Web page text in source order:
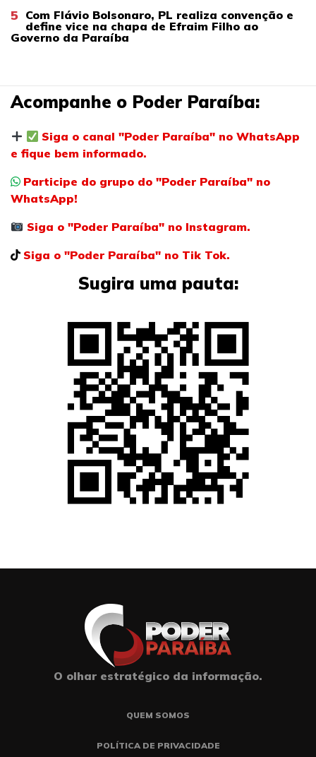
5 Com Flávio Bolsonaro, PL realiza convenção e
define vice na chapa de Efraim Filho ao
Governo da Paraíba
Acompanhe o Poder Paraíba:
Siga o canal "Poder Paraíba" no WhatsApp
e fique bem informado.
Participe do grupo do "Poder Paraíba" no
WhatsApp!
Siga o "Poder Paraíba" no Instagram.
Siga o "Poder Paraíba" no Tik Tok.
Sugira uma pauta:
O olhar estratégico da informação.
QUEM SOMOS
POLÍTICA DE PRIVACIDADE